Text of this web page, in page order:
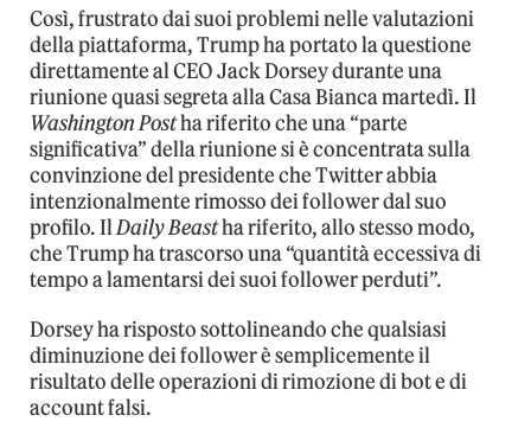
Così, frustrato dai suoi problemi nelle valutazioni
della piattaforma, Trump ha portato la questione
direttamente al CEO Jack Dorsey durante una
riunione quasi segreta alla Casa Bianca martedì. Il
Washington Postha riferito che una “parte
significativa” della riunione si è concentrata sulla
convinzione del presidente che Twitter abbia
intenzionalmente rimosso dei follower dal suo
profilo. IlDaily Beastha riferito, allo stesso modo,
che Trump ha trascorso una “quantità eccessiva di
tempo a lamentarsi dei suoi follower perduti”.
Dorsey ha risposto sottolineando che qualsiasi
diminuzione dei follower è semplicemente il
risultato delle operazioni di rimozione di bot e di
account falsi.